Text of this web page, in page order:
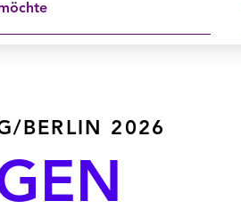
‌BERLIN 2026